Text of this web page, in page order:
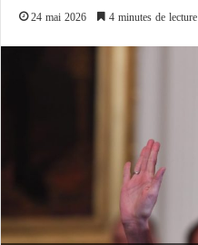
24 mai 2026 4 minutes de lecture